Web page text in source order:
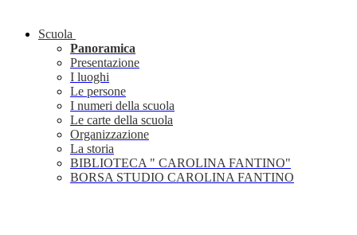
Scuola
Panoramica
Presentazione
I luoghi
Le persone
I numeri della scuola
Le carte della scuola
Organizzazione
La storia
BIBLIOTECA " CAROLINA FANTINO"
BORSA STUDIO CAROLINA FANTINO